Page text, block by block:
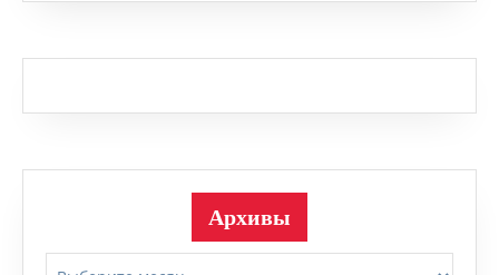
Архивы